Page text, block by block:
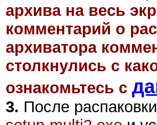
архива на весь
комментарий о
архиватора
столкнулись с
ознакомьтесь с
3. После